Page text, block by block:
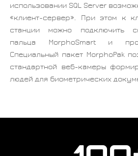
использовании SQL Server
«клиент-сервер». При этом к
станции можно подключить
пальца MorphoSmart и
Специальный пакет MorphoPak
стандартной веб-камеры
людей для биометрических